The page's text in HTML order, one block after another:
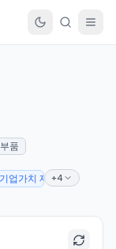
품
업가치 제고계획 발표)
+4